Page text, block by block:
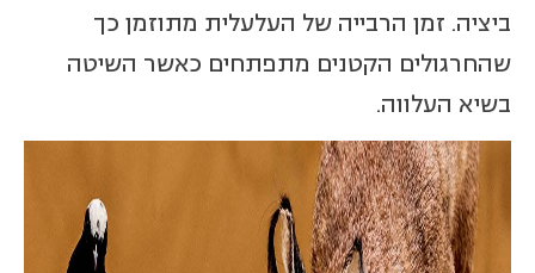
ביציה. זמן הרבייה של העלעלית מתוזמן כך
שהחרגולים הקטנים מתפתחים כאשר השיטה
בשיא העלווה.